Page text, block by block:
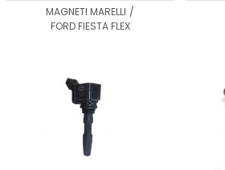
MAGNETI MARELLI /
FORD FIESTA FLEX